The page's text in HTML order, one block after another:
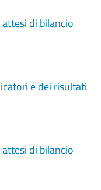
di bilancio
e dei risultati
di bilancio